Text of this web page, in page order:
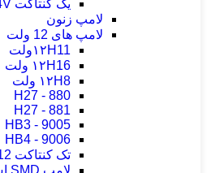
یک کنتاکت P21 24V
لامپ زنون
لامپ های 12 ولت
۱۲H11ولت
۱۲H16 ولت
۱۲H8 ولت
H27 - 880
H27 - 881
HB3 - 9005
HB4 - 9006
تک کنتاکت 12 ولت
لامپ SMD اس ام دی